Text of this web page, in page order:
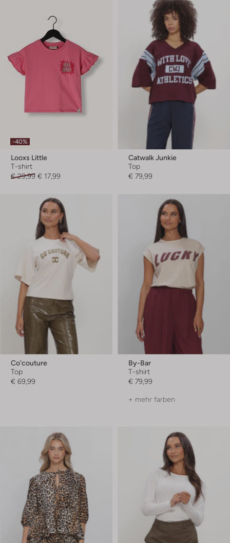
-40%
Looxs Little
T-shirt
€ 29,99 € 17,99
Catwalk Junkie
Top
€ 79,99
Co'couture
Top
€ 69,99
By-Bar
T-shirt
€ 79,99
+ mehr farben